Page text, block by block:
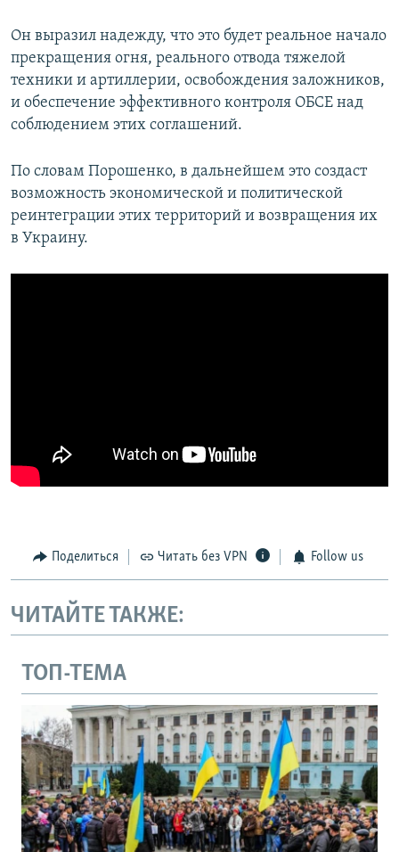
Он выразил надежду, что это будет реальное начало
прекращения огня, реального отвода тяжелой
техники и артиллерии, освобождения заложников,
и обеспечение эффективного контроля ОБСЕ над
соблюдением этих соглашений.
По словам Порошенко, в дальнейшем это создаст
возможность экономической и политической
реинтеграции этих территорий и возвращения их
в Украину.
Поделиться Читать без VPN Follow us
ЧИТАЙТЕ ТАКЖЕ:
ТОП-ТЕМА